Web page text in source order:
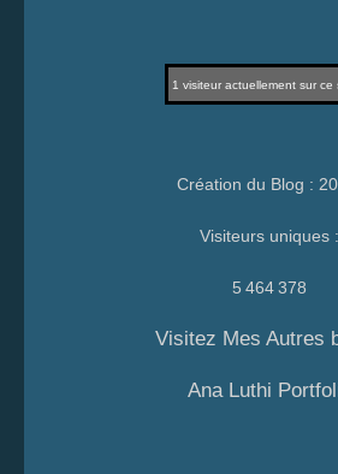
1 visiteur actuellement sur ce
Création du Blog :
Visiteurs uniques :
5 464 378
Visitez Mes Autres
Ana Luthi